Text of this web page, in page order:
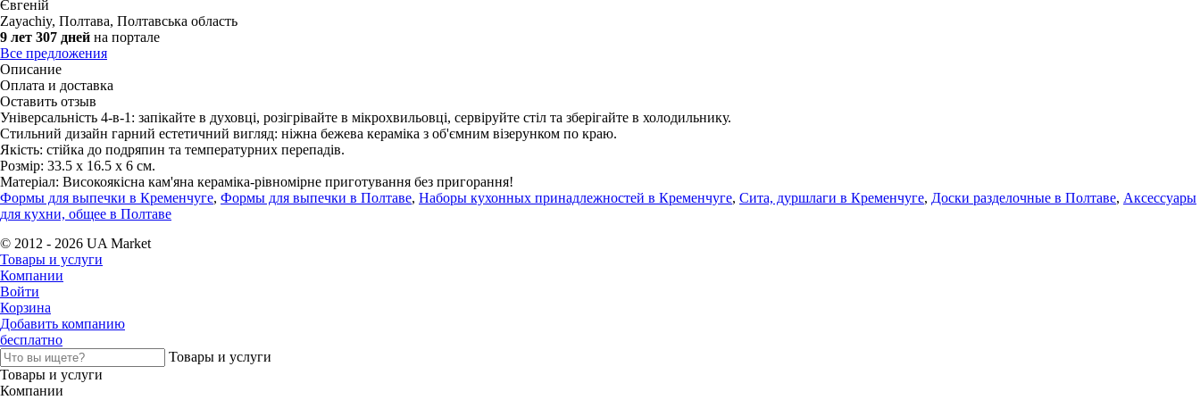
Євгеній
Zayachiy, Полтава, Полтавська область
9 лет 307 дней на портале
Все предложения
Описание
Оплата и доставка
Оставить отзыв
Універсальність 4-в-1: запікайте в духовці, розігрівайте в мікрохвильовці, сервіруйте стіл та зберігайте в холодильнику.
Стильний дизайн гарний естетичний вигляд: ніжна бежева кераміка з об'ємним візерунком по краю.
Якість: стійка до подряпин та температурних перепадів.
Розмір: 33.5 х 16.5 х 6 см.
Матеріал: Високоякісна кам'яна кераміка-рівномірне приготування без пригорання!
Формы для выпечки в Кременчуге, Формы для выпечки в Полтаве, Наборы кухонных принадлежностей в Кременчуге, Сита, дуршлаги в Кременчуге, Доски разделочные в Полтаве, Аксессуары
для кухни, общее в Полтаве
© 2012 - 2026 UA Market
Товары и услуги
Компании
Войти
Корзина
Добавить компанию
бесплатно
Товары и услуги
Товары и услуги
Компании